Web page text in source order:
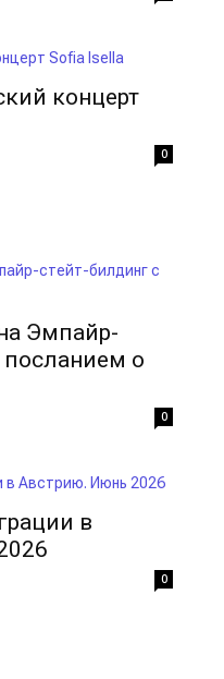
концерт
0
Эмпайр-
посланием о
0
в
0